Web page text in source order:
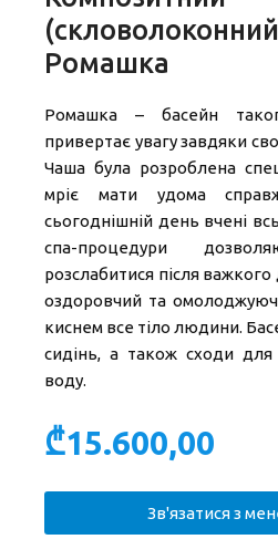
Ромашка
Ромашка – басейн
привертає увагу завдяки
Чаша була розроблена
мріє мати удома
сьогоднішній день вчені
спа-процедури
розслабитися після
оздоровчий та
киснем все тіло людини.
сидінь, а також сходи для
воду.
₾15.600,00
Зв'язатися з